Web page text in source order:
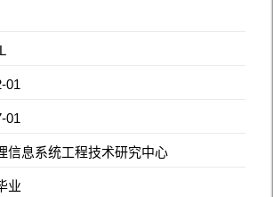
01
01
信息系统工程技术研究中心
业